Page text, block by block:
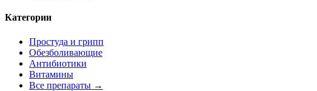
Категории
Простуда и грипп
Обезболивающие
Антибиотики
Витамины
Все препараты →